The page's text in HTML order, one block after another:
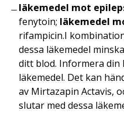
läkemedel mot
fenytoin; läkemedel
rifampicin.I
dessa läkemedel
ditt blod. Informera din
läkemedel. Det kan
av Mirtazapin Actavis,
slutar med dessa